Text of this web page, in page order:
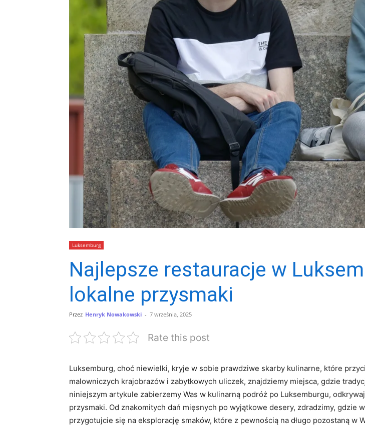
Luksemburg
Najlepsze restauracje w
lokalne przysmaki
Przez Henryk Nowakowski - 7 września, 2025
Rate this post
Luksemburg, choć niewielki, kryje w sobie ⁢prawdziwe⁢ skarby kulinarne,⁣ które
malowniczych‌ krajobrazów i ​zabytkowych uliczek, znajdziemy miejsca, ‍gdzie
niniejszym artykule zabierzemy Was w ‌kulinarną podróż po ⁣Luksemburgu,
przysmaki.⁤ Od znakomitych dań ‌mięsnych po wyjątkowe ‌desery, ‍zdradzimy, gdzie
⁣przygotujcie się na eksplorację smaków, które z pewnością⁣ na długo pozostaną w